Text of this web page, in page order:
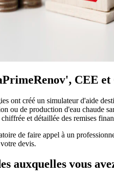
CEE et
ont créé un simulateur d'aide
ou de production d'eau chaude
et détaillée des remises
de faire appel à un
devis.
auxquelles vous